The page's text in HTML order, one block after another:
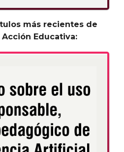
más recientes de
Educativa: